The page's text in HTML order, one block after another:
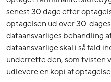
senest 30 dage efter
optagelsen ud over 30-
dataansvarliges behandling
dataansvarlige skal i så fald
underrette den, som tvisten
udlevere en kopi af